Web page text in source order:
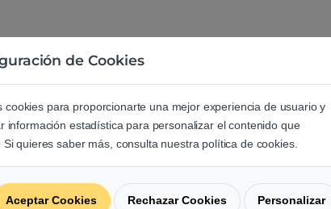
usuarios sobre este
acerca de este producto.
de Cookies
cookies para proporcionarte una mejor experiencia de usuario y
información estadística para personalizar el contenido que
Si quieres saber más, consulta nuestra política de cookies.
Aceptar Cookies Rechazar Cookies Personalizar